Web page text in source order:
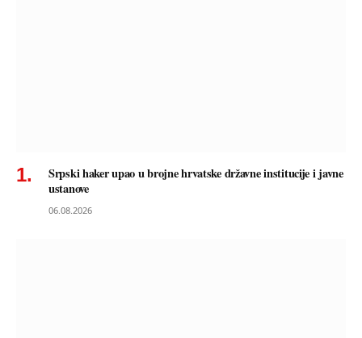
Srpski haker upao u brojne hrvatske državne institucije i javne
ustanove
06.08.2026